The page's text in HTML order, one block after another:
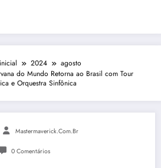
2024
agosto
do Mundo Retorna ao Brasil com Tour
e Orquestra Sinfônica
Mastermaverick.com.br
0 Comentários